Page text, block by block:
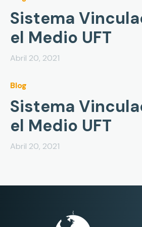
Sistema
el Medio UFT
Abril 20, 2021
Blog
Sistema
el Medio UFT
Abril 20, 2021